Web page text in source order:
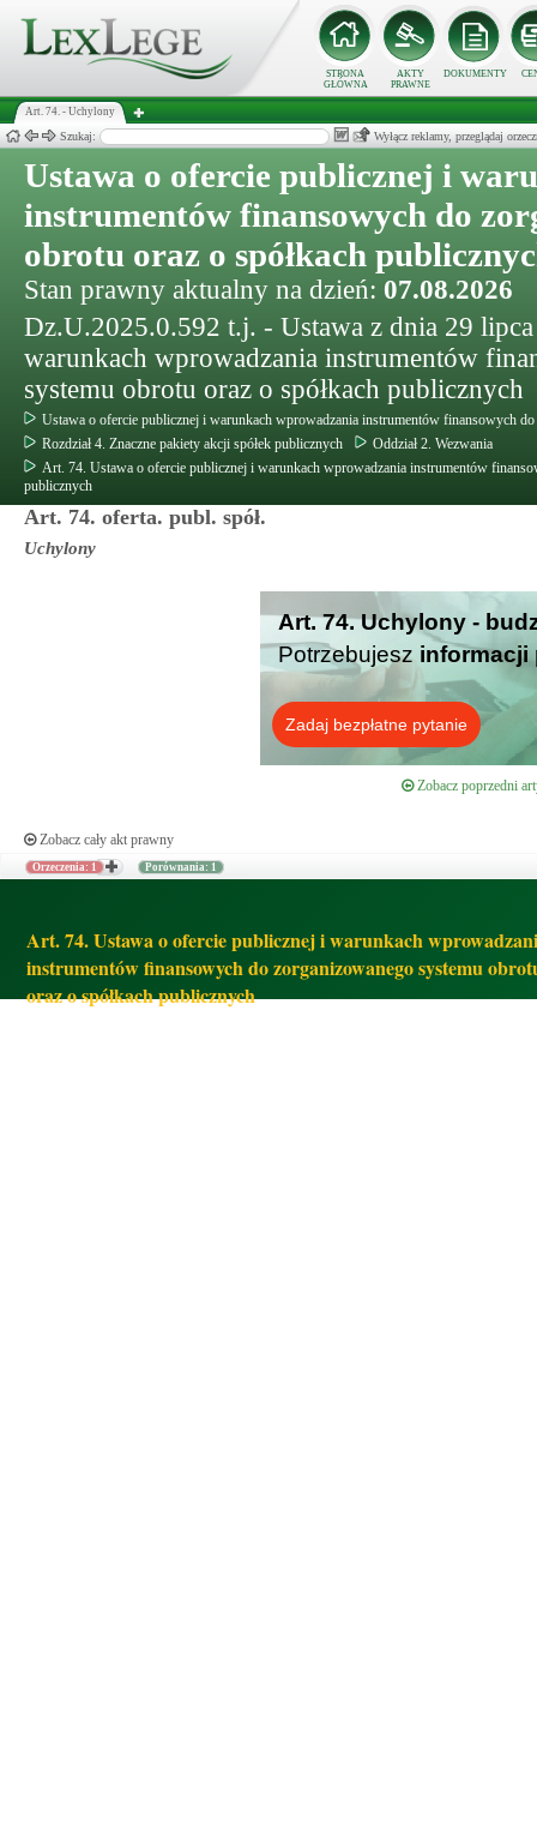
STRONA
GŁÓWNA
AKTY
PRAWNE
DOKUMENTY
Art. 74. - Uchylony
Szukaj: Wyłącz reklamy, przeglądaj
Ustawa o ofercie publicznej i
instrumentów finansowych do
obrotu oraz o spółkach
Stan prawny aktualny na dzień: 07.08.2026
Dz.U.2025.0.592 t.j. - Ustawa z dnia 29
warunkach wprowadzania instrumentów
systemu obrotu oraz o spółkach publicznych
Ustawa o ofercie publicznej i warunkach wprowadzania instrumentów finansowych
Rozdział 4. Znaczne pakiety akcji spółek publicznych
Oddział 2. Wezwania
Art. 74. Ustawa o ofercie publicznej i warunkach wprowadzania instrumentów
publicznych
Art. 74. oferta. publ. spół.
Uchylony
Art. 74. Uchylony -
Potrzebujesz informacji
Zadaj bezpłatne pytanie
Zobacz poprzedni
Zobacz cały akt prawny
Orzeczenia: 1 Porównania: 1
Art. 74. Ustawa o ofercie publicznej i warunkach
instrumentów finansowych do zorganizowanego systemu
oraz o spółkach publicznych